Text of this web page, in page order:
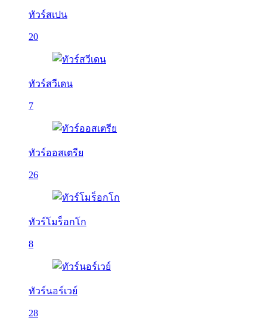
ทัวร์สเปน
20
ทัวร์สวีเดน
7
ทัวร์ออสเตรีย
26
ทัวร์โมร็อกโก
8
ทัวร์นอร์เวย์
28